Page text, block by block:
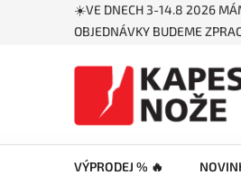
☀️VE DNECH 3-14.8 2026
OBJEDNÁVKY BUDEME
VÝPRODEJ % 🔥